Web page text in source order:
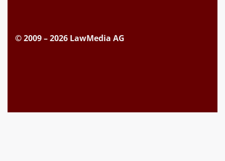
© 2009 – 2026 LawMedia AG